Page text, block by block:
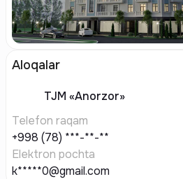
Aloqalar
TJM «Anorzor»
Telefon raqam
+998 (78) ***-**-**
Elektron pochta
k*****0@gmail.com